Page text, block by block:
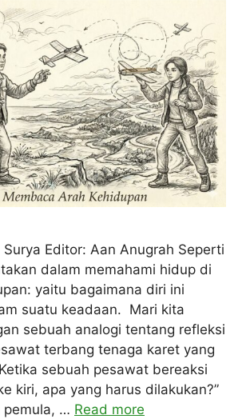
Surya Editor: Aan Anugrah Seperti
dalam memahami hidup di
yaitu bagaimana diri ini
suatu keadaan. Mari kita
sebuah analogi tentang refleksi
terbang tenaga karet yang
sebuah pesawat bereaksi
kiri, apa yang harus dilakukan?”
pemula, … Read more